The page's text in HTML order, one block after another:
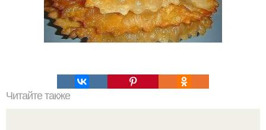
Читайте также